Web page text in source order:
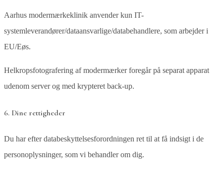
Aarhus modermærkeklinik anvender kun IT-
systemleverandører/dataansvarlige/databehandlere, som arbejder i
EU/Eøs.
Helkropsfotografering af modermærker foregår på separat apparat
udenom server og med krypteret back-up.
6. Dine rettigheder
Du har efter databeskyttelsesforordningen ret til at få indsigt i de
personoplysninger, som vi behandler om dig.